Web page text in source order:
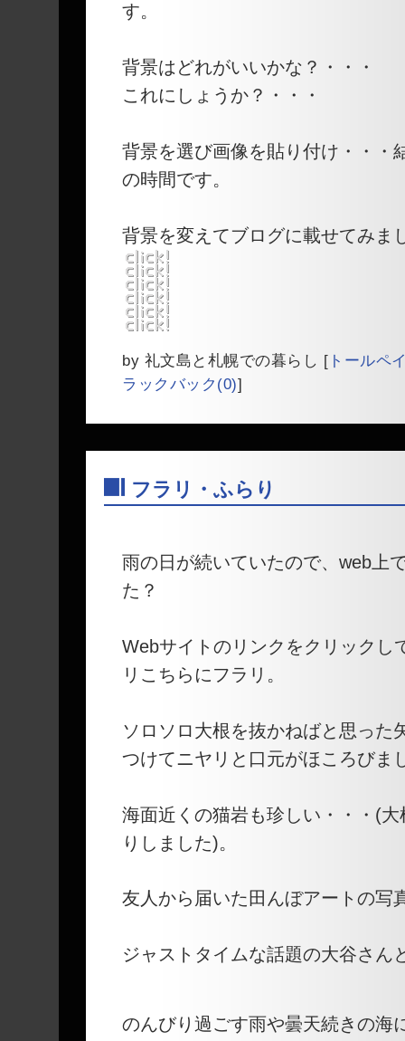
す。
背景はどれがいいかな？・・・
これにしょうか？・・・
背景を選び画像を貼り付け・・・
の時間です。
背景を変えてブログに載せてみま
by 礼文島と札幌での暮らし [ トールペ
ラックバック(0)]
フラリ・ふらり
雨の日が続いていたので、web上
た？
Webサイトのリンクをクリックし
リこちらにフラリ。
ソロソロ大根を抜かねばと思った
つけてニヤリと口元がほころびま
海面近くの猫岩も珍しい・・・(
りしました)。
友人から届いた田んぼアートの写
ジャストタイムな話題の大谷さん
のんびり過ごす雨や曇天続きの海